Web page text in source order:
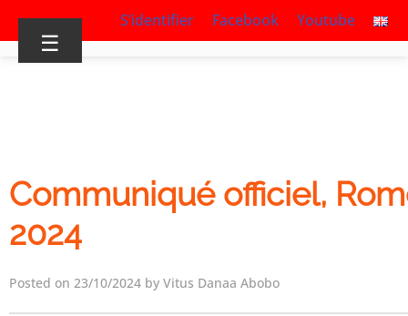
S’identifier Facebook Youtube
☰
Communiqué officiel,
2024
Posted on 23/10/2024 by Vitus Danaa Abobo